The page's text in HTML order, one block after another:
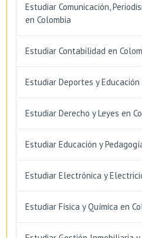
Estudiar Comunicación,
en Colombia
Estudiar Contabilidad en
Estudiar Deportes y
Estudiar Derecho y Leyes en
Estudiar Educación y
Estudiar Electrónica y
Estudiar Física y Química en